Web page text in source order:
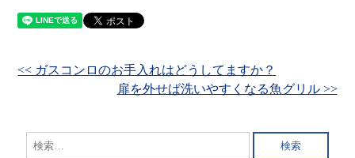
<< ガスコンロのお手入れはどうしてますか？
扉を外せば洗いやすくなる魚グリル >>
検
索: